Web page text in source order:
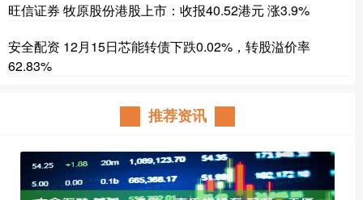
旺信证券 牧原股份港股上市：收报40.52港元 涨3.9%
安全配资 12月15日芯能转债下跌0.02%，转股溢价率
62.83%
推荐资讯